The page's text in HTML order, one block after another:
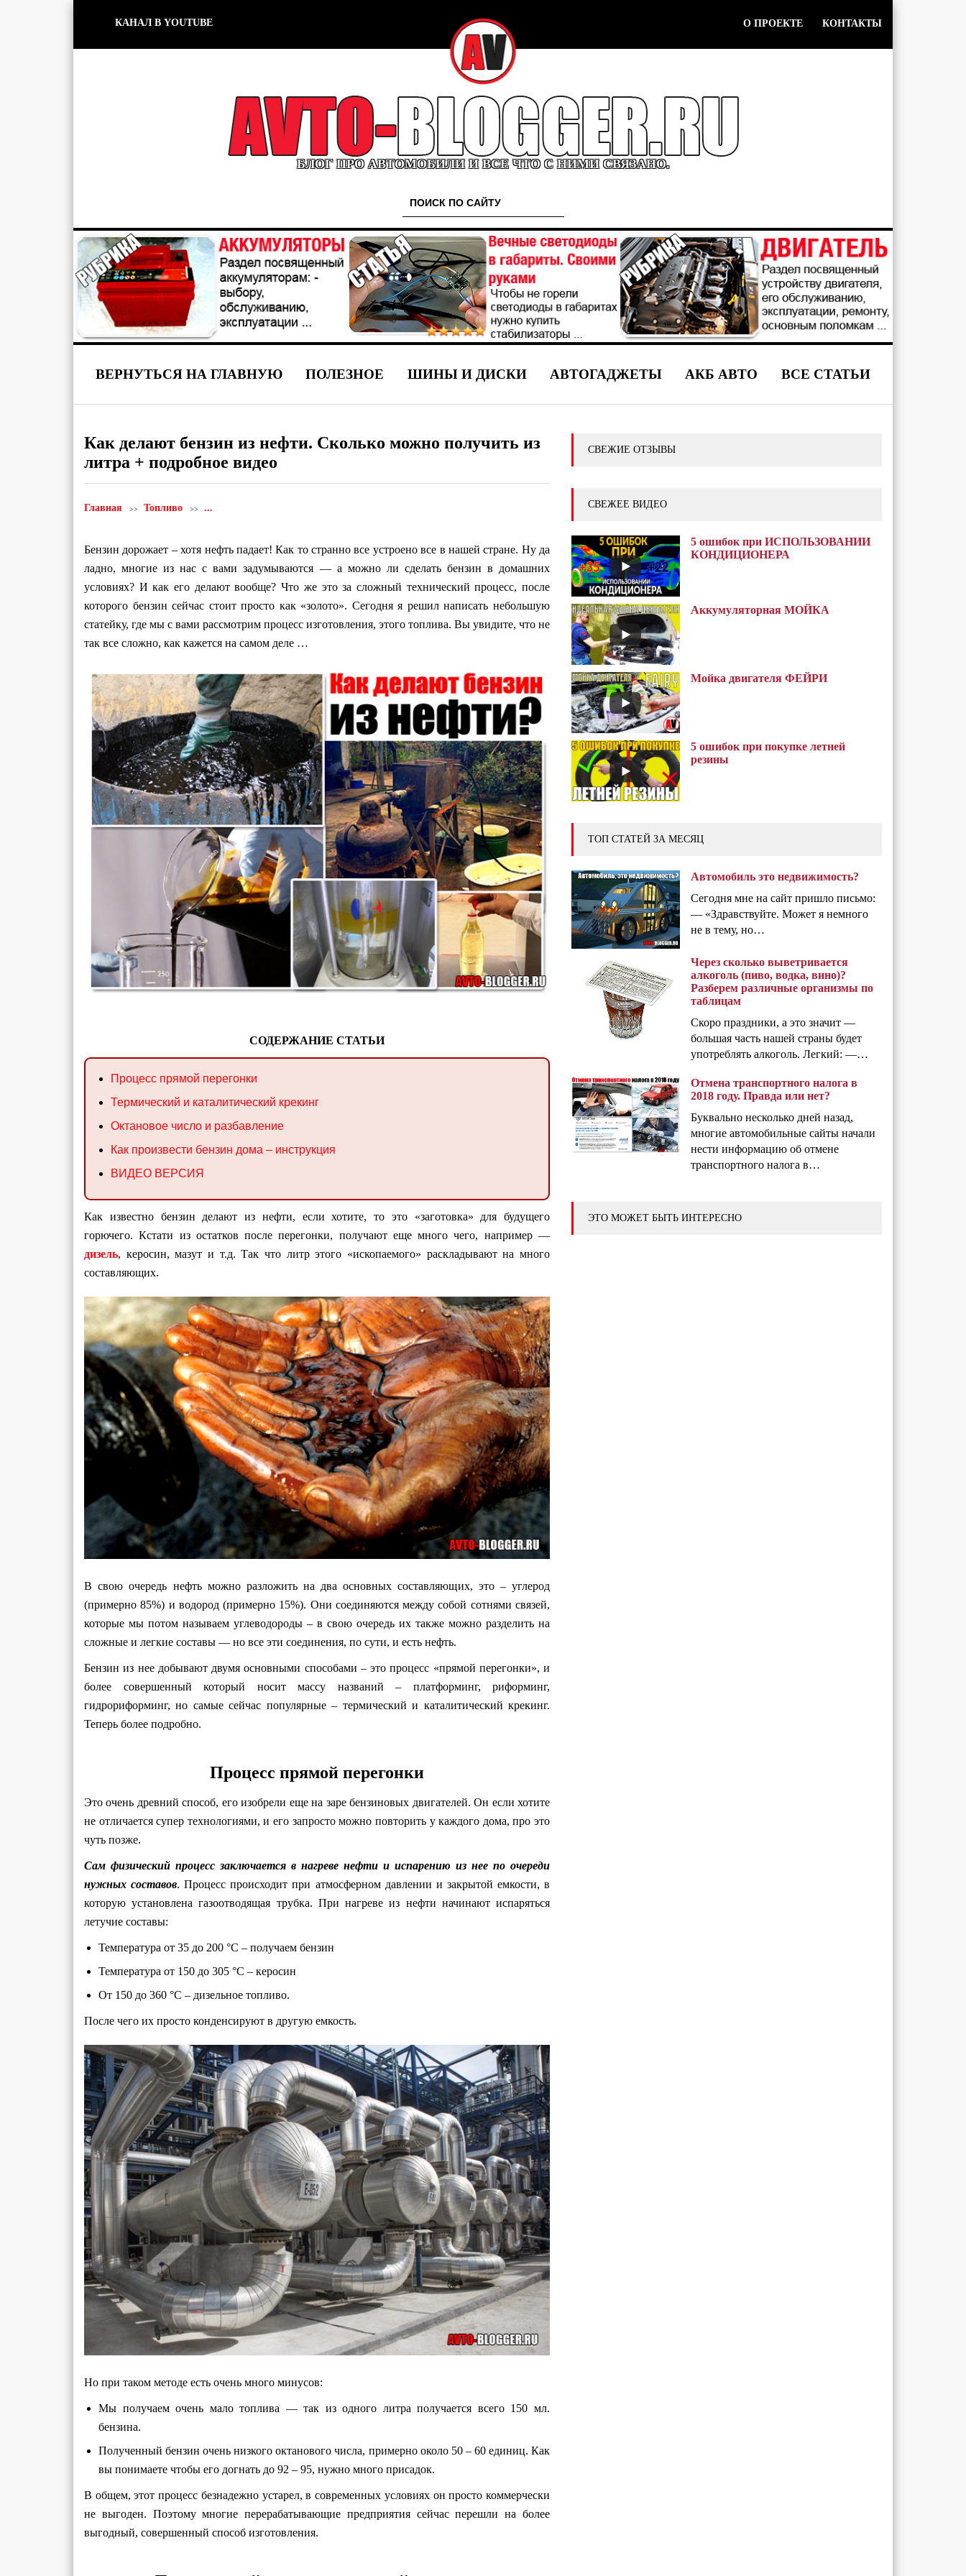
КАНАЛ В YOUTUBE О ПРОЕКТЕ КОНТАКТЫ
БЛОГ ПРО АВТОМОБИЛИ И ВСЕ ЧТО С НИМИ СВЯЗАНО.
ВЕРНУТЬСЯ НА ГЛАВНУЮ ПОЛЕЗНОЕ ШИНЫ И ДИСКИ АВТОГАДЖЕТЫ АКБ АВТО ВСЕ СТАТЬИ
Как делают бензин из нефти. Сколько можно получить из
литра + подробное видео
Главная Топливо ...
Бензин дорожает – хотя нефть падает! Как то странно все устроено все в нашей стране. Ну да
ладно, многие из нас с вами задумываются — а можно ли сделать бензин в домашних
условиях? И как его делают вообще? Что же это за сложный технический процесс, после
которого бензин сейчас стоит просто как «золото». Сегодня я решил написать небольшую
статейку, где мы с вами рассмотрим процесс изготовления, этого топлива. Вы увидите, что не
так все сложно, как кажется на самом деле …
СОДЕРЖАНИЕ СТАТЬИ
Процесс прямой перегонки
Термический и каталитический крекинг
Октановое число и разбавление
Как произвести бензин дома – инструкция
ВИДЕО ВЕРСИЯ
Как известно бензин делают из нефти, если хотите, то это «заготовка» для будущего
горючего. Кстати из остатков после перегонки, получают еще много чего, например —
дизель, керосин, мазут и т.д. Так что литр этого «ископаемого» раскладывают на много
составляющих.
В свою очередь нефть можно разложить на два основных составляющих, это – углерод
(примерно 85%) и водород (примерно 15%). Они соединяются между собой сотнями связей,
которые мы потом называем углеводороды – в свою очередь их также можно разделить на
сложные и легкие составы — но все эти соединения, по сути, и есть нефть.
Бензин из нее добывают двумя основными способами – это процесс «прямой перегонки», и
более совершенный который носит массу названий – платформинг, риформинг,
гидрориформинг, но самые сейчас популярные – термический и каталитический крекинг.
Теперь более подробно.
Процесс прямой перегонки
Это очень древний способ, его изобрели еще на заре бензиновых двигателей. Он если хотите
не отличается супер технологиями, и его запросто можно повторить у каждого дома, про это
чуть позже.
Сам физический процесс заключается в нагреве нефти и испарению из нее по очереди
нужных составов. Процесс происходит при атмосферном давлении и закрытой емкости, в
которую установлена газоотводящая трубка. При нагреве из нефти начинают испаряться
летучие составы:
Температура от 35 до 200 °С – получаем бензин
Температура от 150 до 305 °С – керосин
От 150 до 360 °С – дизельное топливо.
После чего их просто конденсируют в другую емкость.
Но при таком методе есть очень много минусов:
Мы получаем очень мало топлива — так из одного литра получается всего 150 мл.
бензина.
Полученный бензин очень низкого октанового числа, примерно около 50 – 60 единиц. Как
вы понимаете чтобы его догнать до 92 – 95, нужно много присадок.
В общем, этот процесс безнадежно устарел, в современных условиях он просто коммерчески
не выгоден. Поэтому многие перерабатывающие предприятия сейчас перешли на более
выгодный, совершенный способ изготовления.
СВЕЖИЕ ОТЗЫВЫ
СВЕЖЕЕ ВИДЕО
5 ошибок при ИСПОЛЬЗОВАНИИ
КОНДИЦИОНЕРА
Аккумуляторная МОЙКА
Мойка двигателя ФЕЙРИ
5 ошибок при покупке летней
резины
ТОП СТАТЕЙ ЗА МЕСЯЦ
Автомобиль это недвижимость?
Сегодня мне на сайт пришло письмо:
— «Здравствуйте. Может я немного
не в тему, но…
Через сколько выветривается
алкоголь (пиво, водка, вино)?
Разберем различные организмы по
таблицам
Скоро праздники, а это значит —
большая часть нашей страны будет
употреблять алкоголь. Легкий: —…
Отмена транспортного налога в
2018 году. Правда или нет?
Буквально несколько дней назад,
многие автомобильные сайты начали
нести информацию об отмене
транспортного налога в…
ЭТО МОЖЕТ БЫТЬ ИНТЕРЕСНО